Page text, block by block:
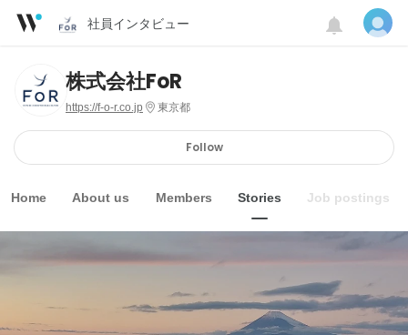
社員インタビュー
株式会社FoR
https://f-o-r.co.jp 東京都
Follow
Home About us Members Stories Job postings